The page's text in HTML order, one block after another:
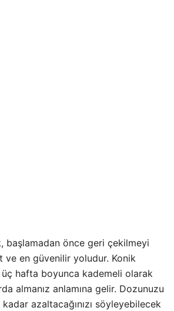
başlamadan önce geri çekilmeyi
ve en güvenilir yoludur. Konik
hafta boyunca kademeli olarak
almanız anlamına gelir. Dozunuzu
azaltacağınızı söyleyebilecek